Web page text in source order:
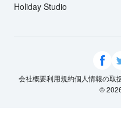
Holiday Studio
会社概要利用規約個人情報の取
©